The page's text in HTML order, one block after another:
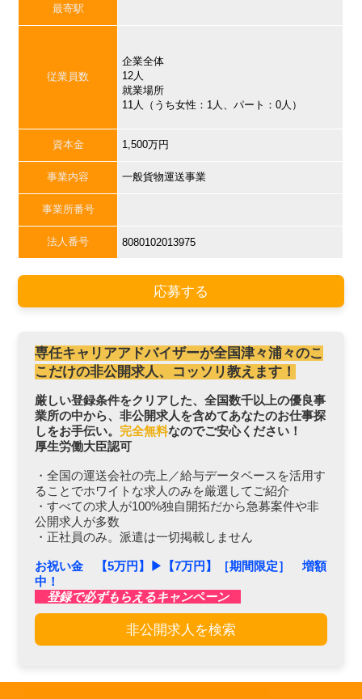
最寄駅
従業員数
企業全体
12人
就業場所
11人（うち女性：1人、パート：0人）
資本金 1,500万円
事業内容 一般貨物運送事業
事業所番号
法人番号 8080102013975
応募する
専任キャリアアドバイザーが全国津々浦々のこ
こだけの非公開求人、コッソリ教えます！
厳しい登録条件をクリアした、全国数千以上の優良事
業所の中から、非公開求人を含めてあなたのお仕事探
しをお手伝い。 完全無料なのでご安心ください！
厚生労働大臣認可
・全国の運送会社の売上／給与データベースを活用す
ることでホワイトな求人のみを厳選してご紹介
・すべての求人が100%独自開拓だから急募案件や非
公開求人が多数
・正社員のみ。派遣は一切掲載しません
お祝い金 【5万円】▶︎【7万円】［期間限定］ 増額
中！
登録で必ずもらえるキャンペーン
非公開求人を検索